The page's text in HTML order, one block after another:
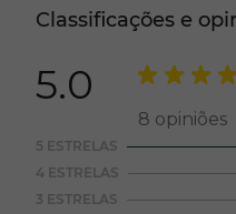
Classificações e
5.0
8 opiniões
5 ESTRELAS
4 ESTRELAS
3 ESTRELAS